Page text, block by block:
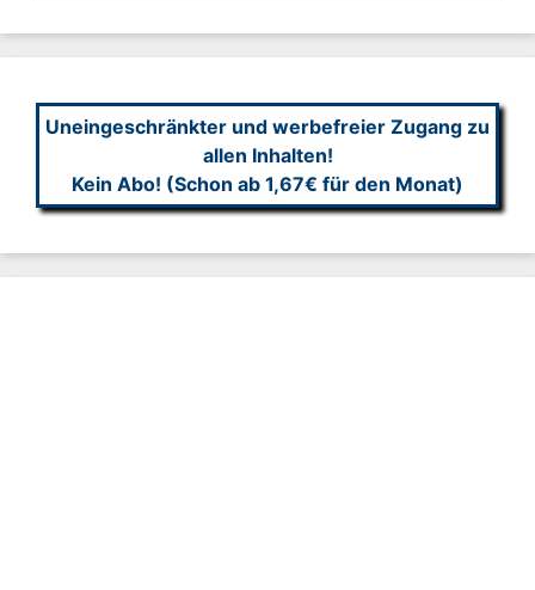
Uneingeschränkter und werbefreier Zugang zu
allen Inhalten!
Kein Abo! (Schon ab 1,67€ für den Monat)